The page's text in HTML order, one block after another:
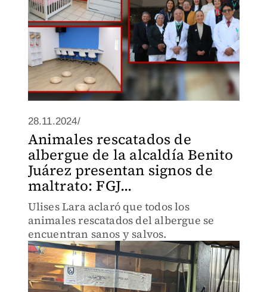
28.11.2024/
Animales rescatados de
albergue de la alcaldía Benito
Juárez presentan signos de
maltrato: FGJ...
Ulises Lara aclaró que todos los
animales rescatados del albergue se
encuentran sanos y salvos.